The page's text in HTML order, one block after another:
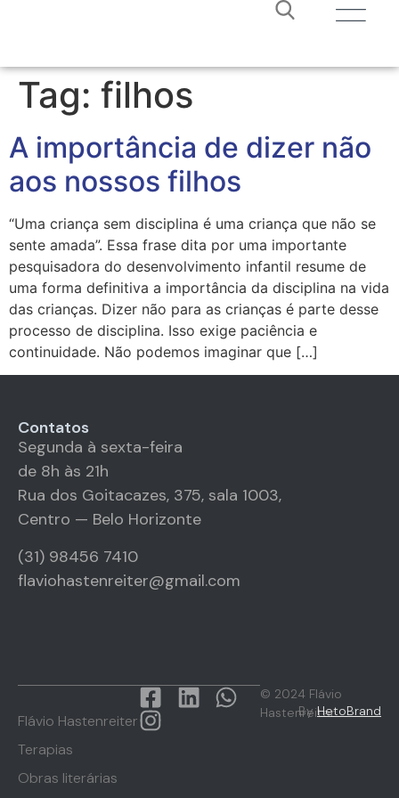
Tag: filhos
A importância de dizer não
aos nossos filhos
“Uma criança sem disciplina é uma criança que não se
sente amada”. Essa frase dita por uma importante
pesquisadora do desenvolvimento infantil resume de
uma forma definitiva a importância da disciplina na vida
das crianças. Dizer não para as crianças é parte desse
processo de disciplina. Isso exige paciência e
continuidade. Não podemos imaginar que […]
Contatos
Segunda à sexta-feira
de 8h às 21h
Rua dos Goitacazes, 375, sala 1003,
Centro — Belo Horizonte
(31) 98456 7410
flaviohastenreiter@gmail.com
© 2024 Flávio
Hastenreiter
ByHetoBrand
Flávio Hastenreiter
Terapias
Obras literárias